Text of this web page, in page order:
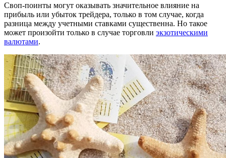
Своп-поинты могут оказывать значительное влияние на
прибыль или убыток трейдера, только в том случае, когда
разница между учетными ставками существенна. Но такое
может произойти только в случае торговли экзотическими
валютами.